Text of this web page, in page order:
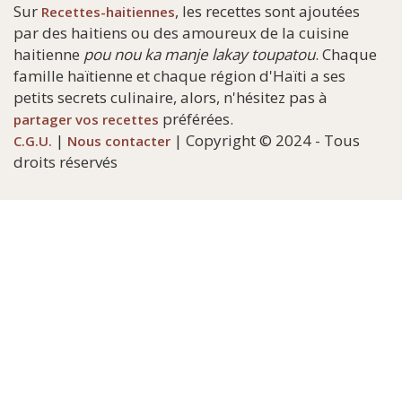
Sur Recettes-haitiennes, les recettes sont ajoutées
par des haitiens ou des amoureux de la cuisine
haitienne pou nou ka manje lakay toupatou. Chaque
famille haïtienne et chaque région d'Haïti a ses
petits secrets culinaire, alors, n'hésitez pas à
partager vos recettes préférées.
C.G.U. | Nous contacter | Copyright © 2024 - Tous
droits réservés